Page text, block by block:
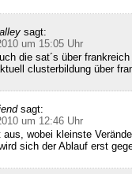
sagt:
um 15:05 Uhr
die sat´s über
clusterbildung über
sagt:
um 12:46 Uhr
aus, wobei kleinste
sich der Ablauf erst